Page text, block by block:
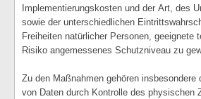
Implementierungskosten und der Art, des
sowie der unterschiedlichen
Freiheiten natürlicher Personen,
Risiko angemessenes Schutzniveau zu
Zu den Maßnahmen gehören
von Daten durch Kontrolle des physischen